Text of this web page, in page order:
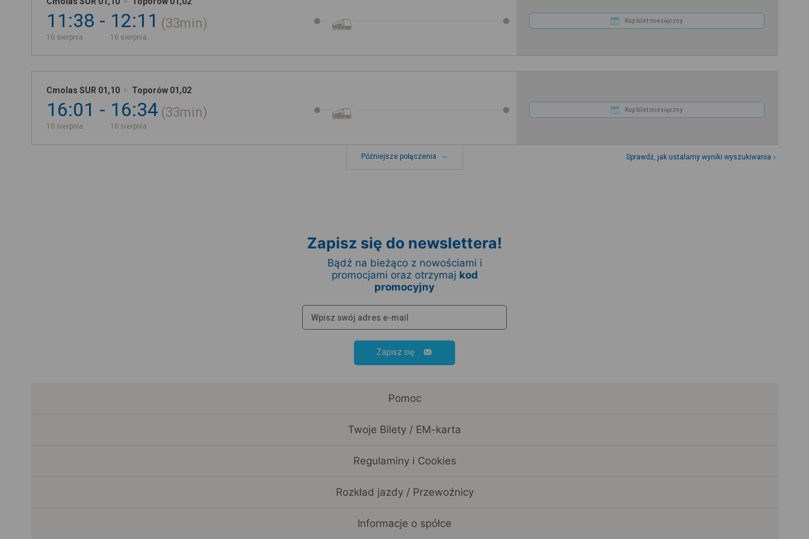
11:38
10 sierpnia
12:11
10 sierpnia
33min Kup bilet miesięczny
Cmolas SUR 01,10 Toporów 01,02
16:01
10 sierpnia
16:34
10 sierpnia
33min Kup bilet miesięczny
Późniejsze połączenia Sprawdź, jak ustalamy wyniki wyszukiwania
Zapisz się do newslettera!
Bądź na bieżąco z nowościami i
promocjami oraz otrzymaj kod
promocyjny
Zapisz się
Pomoc
Twoje Bilety / EM-karta
Regulaminy i Cookies
Rozkład jazdy / Przewoźnicy
Informacje o spółce